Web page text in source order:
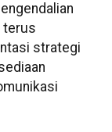
terus
strategi